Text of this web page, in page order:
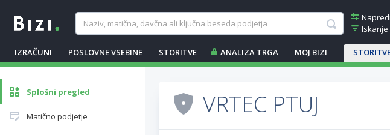
IZRAČUNI POSLOVNE VSEBINE STORITVE ANALIZA TRGA MOJ BIZI
Splošni pregled
Matično podjetje VRTEC PTUJ